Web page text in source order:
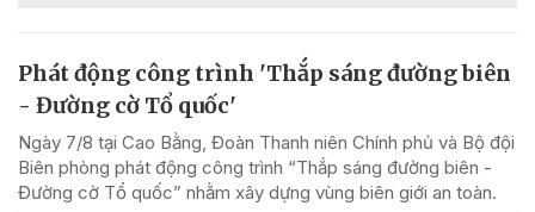
Phát động công trình 'Thắp sáng đường biên
- Đường cờ Tổ quốc'
Ngày 7/8 tại Cao Bằng, Đoàn Thanh niên Chính phủ và Bộ đội
Biên phòng phát động công trình “Thắp sáng đường biên -
Đường cờ Tổ quốc” nhằm xây dựng vùng biên giới an toàn.